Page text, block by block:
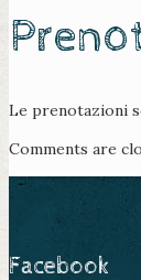
Le prenotazioni
Comments are
Facebook